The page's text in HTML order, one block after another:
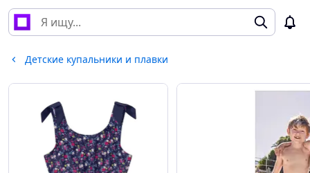
Детские купальники и плавки